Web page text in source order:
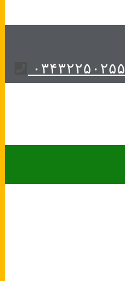
۰۳۴۳۲۲۵۰۲۵۵